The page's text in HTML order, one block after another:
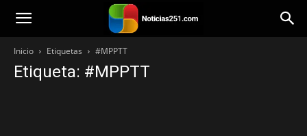
Noticias251
Inicio Etiquetas #MPPTT
Etiqueta: #MPPTT